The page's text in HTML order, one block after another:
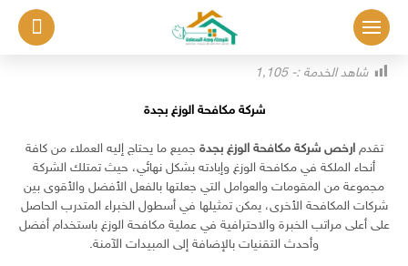
التجاوز
المحتوى
شاهد الخدمة :- 1٬105
شركة مكافحة الوزغ بجدة
تقدمارخص شركة مكافحة الوزغ بجدة جميع ما يحتاج إليه العملاء من كافة
أنحاء الملكة في مكافحة الوزغ وإبادته بشكل نهائي، حيث تمتلك الشركة
مجموعة من المقومات والعوامل التي جعلتها بالفعل الأفضل والأقوى بين
شركات المكافحة الأخرى، يمكن تمثيلها في أسطول الخبراء المتدرب الحاصل
على أعلى مراتب الخبرة والاحترافية في عملية مكافحة الوزغ باستخدام أفضل
وأحدث التقنيات بالإضافة إلى المبيدات الآمنة.